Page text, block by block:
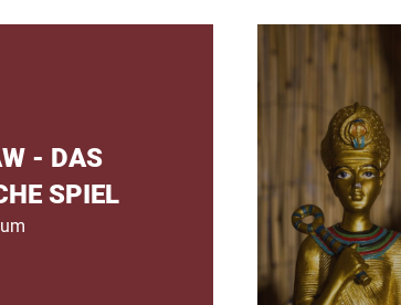
- DAS
SPIEL